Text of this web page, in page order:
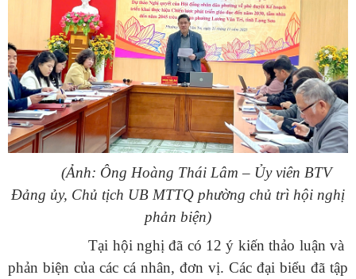
(Ảnh: Ông Hoàng Thái Lâm – Ủy viên BTV
Đảng ủy, Chủ tịch UB MTTQ phường chủ trì hội nghị
phản biện)
Tại hội nghị đã có 12 ý kiến thảo luận và
phản biện của các cá nhân, đơn vị. Các đại biểu đã tập